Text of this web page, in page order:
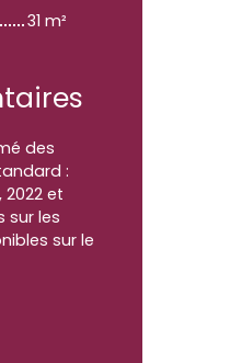
31 m²
des
:
2022 et
sur les
sur le